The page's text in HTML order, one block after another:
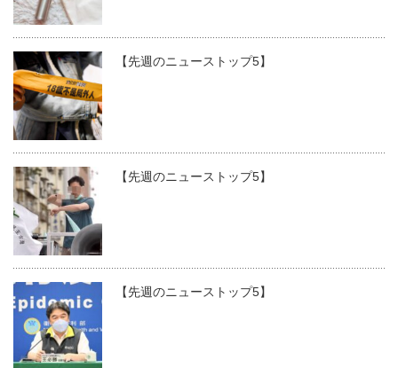
【先週のニューストップ5】
【先週のニューストップ5】
【先週のニューストップ5】